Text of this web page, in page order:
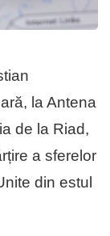
la Antena
de la Riad,
a sferelor
din estul